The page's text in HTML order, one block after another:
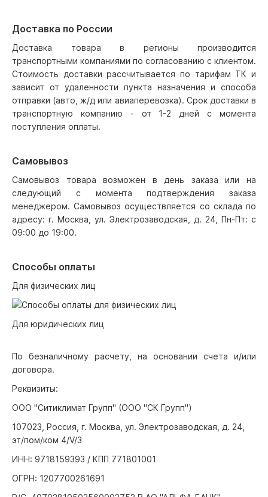
Доставка по России
Доставка товара в регионы производится
транспортными компаниями по согласованию с клиентом.
Стоимость доставки рассчитывается по тарифам ТК и
зависит от удаленности пункта назначения и способа
отправки (авто, ж/д или авиаперевозка). Срок доставки в
транспортную компанию - от 1-2 дней с момента
поступления оплаты.
Самовывоз
Самовывоз товара возможен в день заказа или на
следующий с момента подтверждения заказа
менеджером. Самовывоз осуществляется со склада по
адресу: г. Москва, ул. Электрозаводская, д. 24, Пн-Пт: с
09:00 до 19:00.
Способы оплаты
Для физических лиц
Для юридических лиц
По безналичному расчету, на основании счета и/или
договора.
Реквизиты:
ООО "Ситиклимат Групп" (ООО "СК Групп")
107023, Россия, г. Москва, ул. Электрозаводская, д. 24,
эт/пом/ком 4/V/3
ИНН: 9718159393 / КПП 771801001
ОГРН: 1207700261691